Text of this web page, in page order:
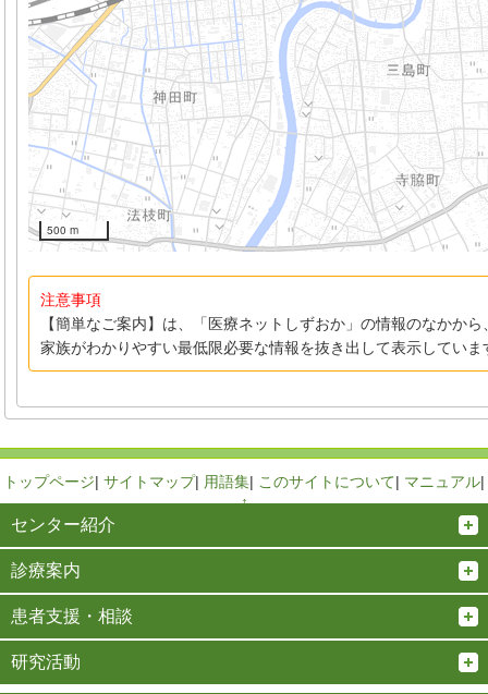
500 m
注意事項
【簡単なご案内】は、「医療ネットしずおか」の情報のなかか
家族がわかりやすい最低限必要な情報を抜き出して表示していま
トップページ| サイトマップ| 用語集| このサイトについて| マニュアル|
↑
センター紹介
診療案内
患者支援・相談
研究活動